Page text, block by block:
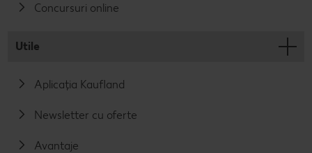
Concursuri online
Utile
Aplicația Kaufland
Newsletter cu oferte
Avantaje